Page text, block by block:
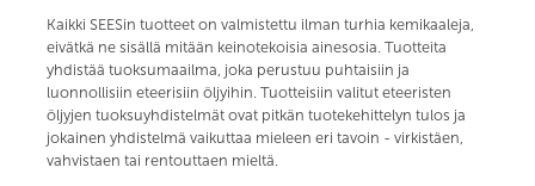
Kaikki SEESin tuotteet on valmistettu ilman turhia kemikaaleja,
eivätkä ne sisällä mitään keinotekoisia ainesosia. Tuotteita
yhdistää tuoksumaailma, joka perustuu puhtaisiin ja
luonnollisiin eteerisiin öljyihin. Tuotteisiin valitut eteeristen
öljyjen tuoksuyhdistelmät ovat pitkän tuotekehittelyn tulos ja
jokainen yhdistelmä vaikuttaa mieleen eri tavoin - virkistäen,
vahvistaen tai rentouttaen mieltä.